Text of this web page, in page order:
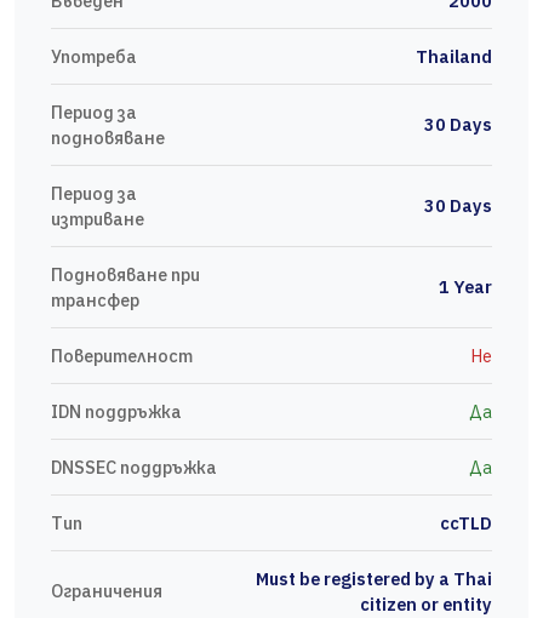
Употреба Thailand
Период за
подновяване
30 Days
Период за
изтриване
30 Days
Подновяване при
трансфер
1 Year
Поверителност Не
IDN поддръжка Да
DNSSEC поддръжка Да
Тип ccTLD
Ограничения
Must be registered by a Thai
citizen or entity